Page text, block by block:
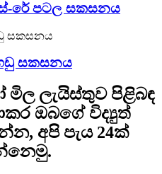
රේ පටල සකසනය
සකසනය
ලැයිස්තුව පිළිබඳ
ඔබගේ විද්‍යුත්
අපි පැය 24ක්